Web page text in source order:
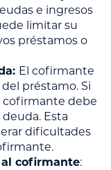
e ingresos
limitar su
préstamos o
El cofirmante
préstamo. Si
cofirmante debe
Esta
dificultades
cofirmante: